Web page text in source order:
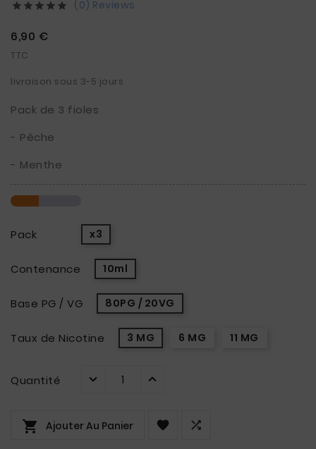
     (0) Reviews
6,90 €
TTC
livraison sous 3-5 jours
Pack de 3 fioles
- Pêche
- Menthe
Pack x3
Contenance 10ml
Base PG / VG 80PG / 20VG
Taux de Nicotine 3 MG 6 MG 11 MG
Quantité
 Ajouter Au Panier  